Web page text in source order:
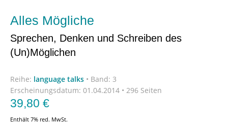
Alles Mögliche
Sprechen, Denken und Schreiben des
(Un)Möglichen
Reihe: language talks • Band: 3
Erscheinungsdatum: 01.04.2014 • 296 Seiten
39,80 €
Enthält 7% red. MwSt.